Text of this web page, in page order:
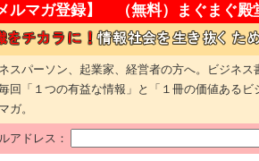
ルマガ登録】 （無料） まぐまぐ殿
スパーソン、起業家、経営者の方へ。ビジネ
回「１つの有益な情報」と「１冊の価値ある
ガ。
アドレス：